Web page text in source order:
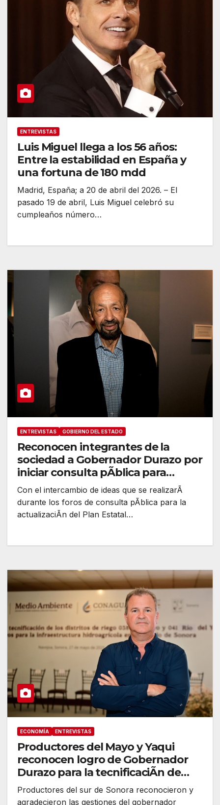
ENTREVISTAS
Luis Miguel llega a los 56 años:
Entre la estabilidad en España y
una fortuna de 180 mdd
Madrid, España; a 20 de abril del 2026. – El
pasado 19 de abril, Luis Miguel celebró su
cumpleaños número…
ENTREVISTAS GOBIERNO DEL ESTADO
Reconocen integrantes de la
sociedad a Gobernador Durazo por
iniciar consulta pÃblica para
actualizar Plan Estatal de
Desarrollo
Con el intercambio de ideas que se realizarÃ
durante los foros de consulta pÃblica para la
actualizaciÃn del Plan Estatal…
ECONOMÍA ENTREVISTAS
Productores del Mayo y Yaqui
reconocen logro de Gobernador
Durazo para la tecnificaciÃn de
sistemas de riego
Productores del sur de Sonora reconocieron y
agradecieron las gestiones del gobernador